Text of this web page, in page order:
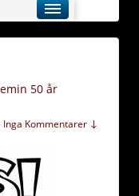
50 år
Inga Kommentarer ↓